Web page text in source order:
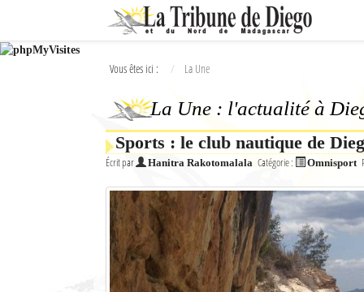
Ok
L'actualité à Diego Suarez
Vous êtes ici : La Une
La Une : l'actualité à
Sports : le club nautique de
Écrit par Hanitra Rakotomalala Catégorie : Omnisport